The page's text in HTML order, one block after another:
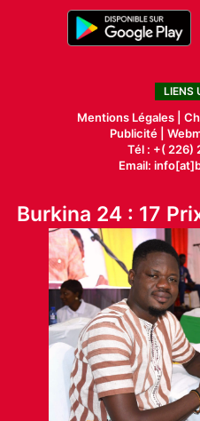
LIENS
Mentions Légales |
Publicité|
Tél : +( 226)
Email:
Burkina 24 : 17